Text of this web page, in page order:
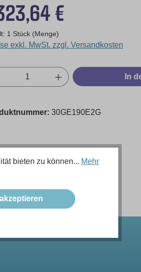
€
1 Stück (Menge)
exkl. MwSt. zzgl. Versandkosten
Anzahl: Gib den In
30GE190E2G
bieten zu können... Mehr